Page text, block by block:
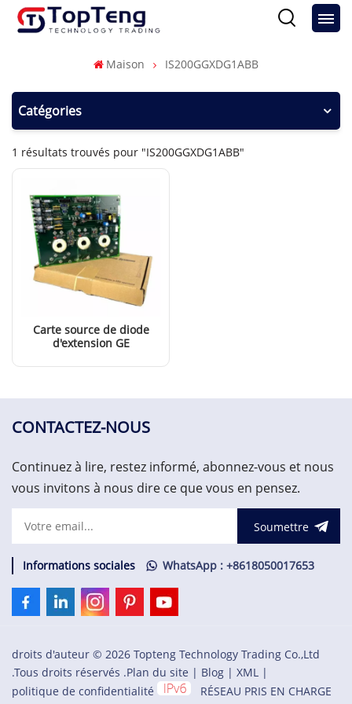
Maison IS200GGXDG1ABB
Catégories
1 résultats trouvés pour "IS200GGXDG1ABB"
Carte source de diode
d'extension GE
EN SAVOIR PLUS
CONTACTEZ-NOUS
Continuez à lire, restez informé, abonnez-vous et nous
vous invitons à nous dire ce que vous en pensez.
Soumettre
Informations sociales WhatsApp : +8618050017653
droits d'auteur © 2026 Topteng Technology Trading Co.,Ltd
.Tous droits réservés .Plan du site | Blog | XML |
politique de confidentialité
RÉSEAU PRIS EN CHARGE